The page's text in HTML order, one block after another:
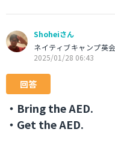
Shoheiさん
ネイティブキャンプ英
2025/01/28 06:43
回答
・Bring the AED.
・Get the AED.